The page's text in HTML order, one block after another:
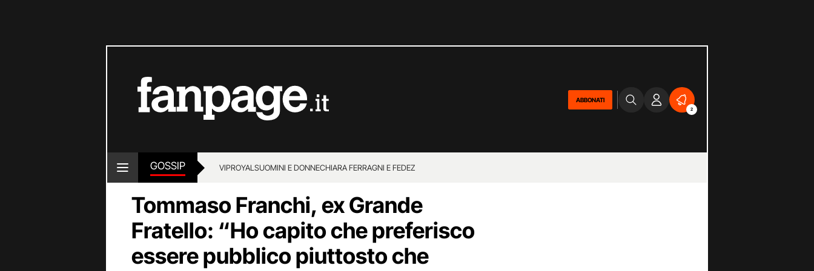
ABBONATI
2
GOSSIP VIPROYALSUOMINI E DONNECHIARA FERRAGNI E FEDEZ
Tommaso Franchi, ex Grande
Fratello: “Ho capito che preferisco
essere pubblico piuttosto che